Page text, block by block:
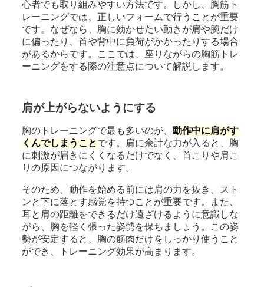
心者でも取り組みやすい方法です。しかし、胸筋ト
レーニングでは、正しいフォームで行うことが重要
です。なぜなら、胸に効かせたい動きが肩や腕だけ
に偏ったり、首や背中に負荷がかかったりする場合
があるからです。ここでは、座りながらの胸筋トレ
ーニングをする際の注意点について解説します。
肩が上がらないようにする
胸のトレーニングで最も多いのが、動作中に肩がす
くんでしまうことです。肩に余計な力が入ると、胸
に刺激が届きにくくなるだけでなく、首こりや肩こ
りの原因につながります。
そのため、動作を始める前には肩の力を抜き、スト
ンと下に落とす感覚を持つことが重要です。また、
耳と肩の距離をできるだけ遠ざけるように意識しな
がら、胸を軽く張った姿勢を保ちましょう。この姿
勢が安定すると、胸の筋肉だけをしっかり使うこと
ができ、トレーニング効果が高まります。